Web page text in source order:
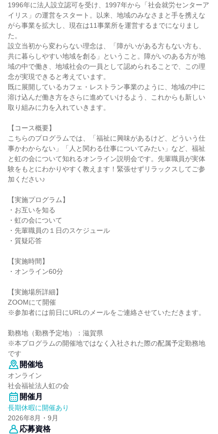
1996年に法人設立認可を受け、1997年から「社会就労センターア
イリス」の運営をスタート。以来、地域のみなさまと手を携えな
がら事業を拡大し、現在は11事業所を運営するまでになりまし
た。
設立当初から変わらない理念は、「障がいがある方もない方も、
共に暮らしやすい地域を創る」ということ。障がいのある方が地
域の中で働き、地域社会の一員として認められることで、この理
念が実現できると考えています。
既に展開しているカフェ・レストラン事業のように、地域の中に
溶け込んだ働き方をさらに進めていけるよう、これからも新しい
取り組みに力を入れていきます。
【コース概要】
こちらのプログラムでは、「福祉に興味があるけど、どういう仕
事かわからない」「人と関わる仕事についてみたい」など、福祉
と虹の会について知れるオンライン説明会です。先輩職員が実体
験をもとにわかりやすく教えます！緊張せずリラックスしてご参
加ください♪
【実施プログラム】
・お互いを知る
・虹の会について
・先輩職員の１日のスケジュール
・質疑応答
【実施時間】
・オンライン60分
【実施場所詳細】
ZOOMにて開催
※参加者には前日にURLのメールをご連絡させていただきます。
勤務地（勤務予定地）：滋賀県
※本プログラムの開催地ではなく入社された際の配属予定勤務地
です
開催地
オンライン
社会福祉法人虹の会
開催月
長期休暇に開催あり
2026年8月・9月
応募資格